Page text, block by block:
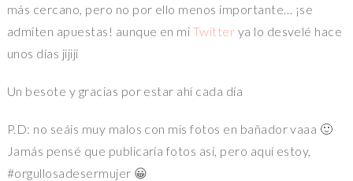
más cercano, pero no por ello menos importante… ¡se
admiten apuestas! aunque en mi Twitter ya lo desvelé hace
unos días jijiji
Un besote y gracias por estar ahí cada día
P.D: no seáis muy malos con mis fotos en bañador vaaa 🙂
Jamás pensé que publicaría fotos así, pero aquí estoy,
#orgullosadesermujer 😀